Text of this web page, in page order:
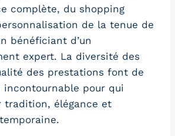
complète, du shopping
de la tenue de
bénéficiant d’un
expert. La diversité des
des prestations font de
incontournable pour qui
tradition, élégance et